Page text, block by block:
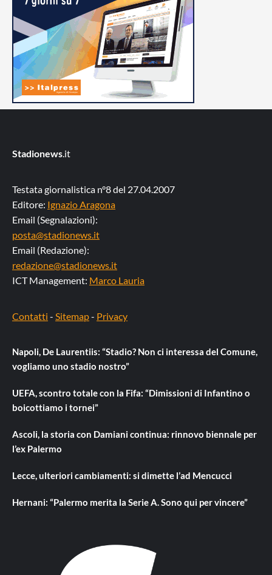
Stadionews.it
Testata giornalistica n°8 del 27.04.2007
Editore: Ignazio Aragona
Email (Segnalazioni):
posta@stadionews.it
Email (Redazione):
redazione@stadionews.it
ICT Management: Marco Lauria
Contatti - Sitemap- Privacy
Napoli, De Laurentiis: “Stadio? Non ci interessa del Comune,
vogliamo uno stadio nostro”
UEFA, scontro totale con la Fifa: “Dimissioni di Infantino o
boicottiamo i tornei”
Ascoli, la storia con Damiani continua: rinnovo biennale per
l’ex Palermo
Lecce, ulteriori cambiamenti: si dimette l’ad Mencucci
Hernani: “Palermo merita la Serie A. Sono qui per vincere”